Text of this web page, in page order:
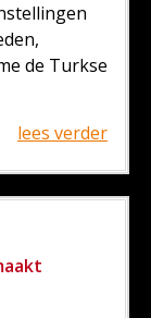
de Turkse
lees verder